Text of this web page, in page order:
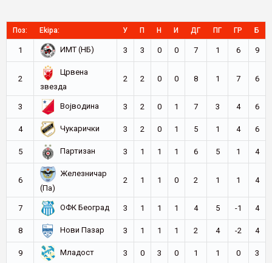
Поз: Ekipa: У П Н И ДГ ПГ ГР Б
1 ИМТ (НБ) 3 3 0 0 7 1 6 9
2
Црвена
звезда
2 2 0 0 8 1 7 6
3 Војводина 3 2 0 1 7 3 4 6
4 Чукарички 3 2 0 1 5 1 4 6
5 Партизан 3 1 1 1 6 5 1 4
6
Железничар
(Па)
2 1 1 0 2 1 1 4
7 ОФК Београд 3 1 1 1 4 5 -1 4
8 Нови Пазар 3 1 1 1 2 4 -2 4
9 Младост 3 0 3 0 1 1 0 3